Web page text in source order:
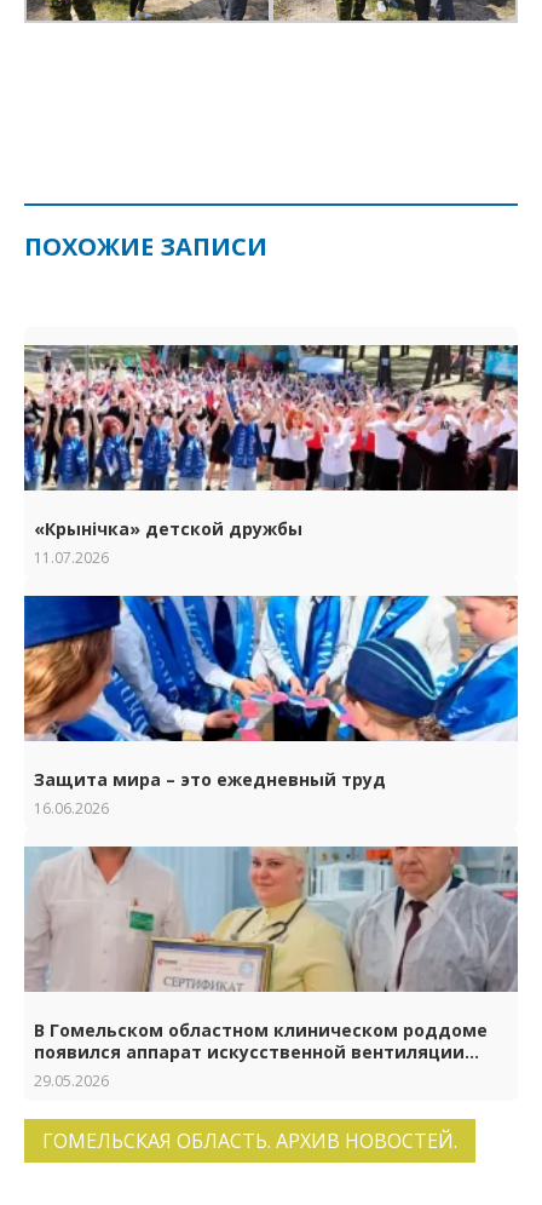
ПОХОЖИЕ ЗАПИСИ
«Крынічка» детской дружбы
11.07.2026
Защита мира – это ежедневный труд
16.06.2026
В Гомельском областном клиническом роддоме
появился аппарат искусственной вентиляции
лёгких нового поколения
29.05.2026
ГОМЕЛЬСКАЯ ОБЛАСТЬ. АРХИВ НОВОСТЕЙ.